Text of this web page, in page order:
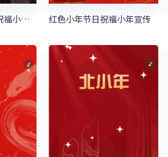
新春大红小年节日祝福小年宣传 红色小年节日祝福小年宣传